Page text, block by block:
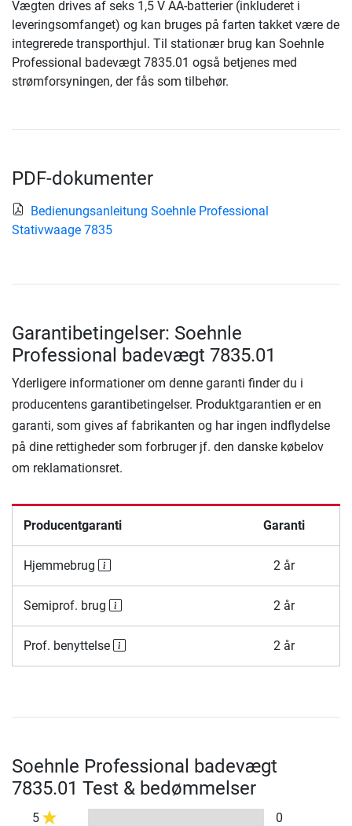
Vægten drives af seks 1,5 V AA-batterier (inkluderet i
leveringsomfanget) og kan bruges på farten takket være de
integrerede transporthjul. Til stationær brug kan Soehnle
Professional badevægt 7835.01 også betjenes med
strømforsyningen, der fås som tilbehør.
PDF-dokumenter
Bedienungsanleitung Soehnle Professional
Stativwaage 7835
Garantibetingelser: Soehnle
Professional badevægt 7835.01
Yderligere informationer om denne garanti finder du i
producentens garantibetingelser. Produktgarantien er en
garanti, som gives af fabrikanten og har ingen indflydelse
på dine rettigheder som forbruger jf. den danske købelov
om reklamationsret.
Producentgaranti Garanti
Hjemmebrug 2 år
Semiprof. brug 2 år
Prof. benyttelse 2 år
Soehnle Professional badevægt
7835.01 Test & bedømmelser
5
0